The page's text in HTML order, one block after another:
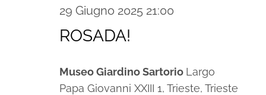
29 Giugno 2025 21:00
ROSADA!
Museo Giardino Sartorio Largo
Papa Giovanni XXIII 1, Trieste, Trieste